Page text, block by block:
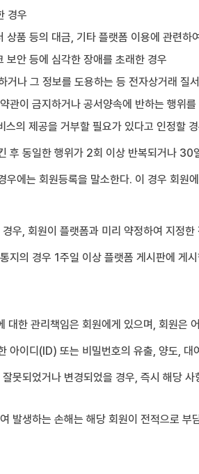
경우
상품 등의 대금, 기타 플랫폼 이용에 관련하
보안 등에 심각한 장애를 초래한 경우
거나 그 정보를 도용하는 등 전자상거래 질
관이 금지하거나 공서양속에 반하는 행위를
의 제공을 거부할 필요가 있다고 인정할
후 동일한 행위가 2회 이상 반복되거나
에는 회원등록을 말소한다. 이 경우 회
우, 회원이 플랫폼과 미리 약정하여 지정한
지의 경우 1주일 이상 플랫폼 게시판에 게
한 관리책임은 회원에게 있으며, 회원은
아이디(ID) 또는 비밀번호의 유출, 양도,
못되었거나 변경되었을 경우, 즉시 해당
발생하는 손해는 해당 회원이 전적으로 부